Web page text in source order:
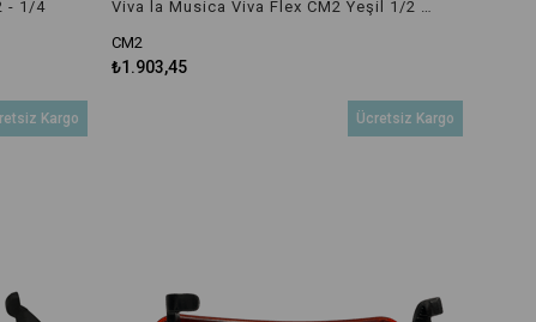
- 1/4
CM2
₺1.903,45
Kargo Ücretsiz Kargo